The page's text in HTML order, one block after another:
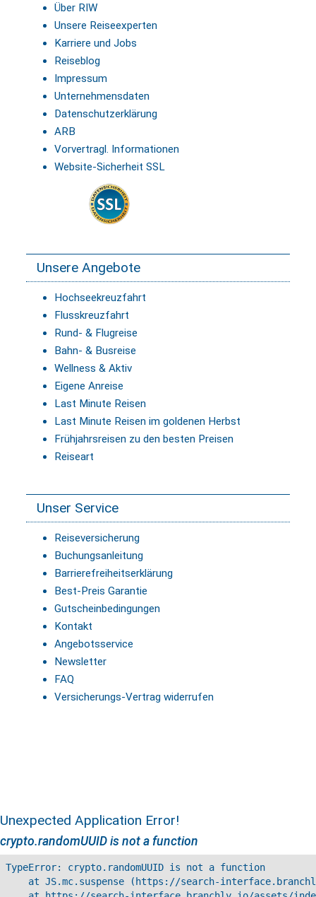
Über RIW
Unsere Reiseexperten
Karriere und Jobs
Reiseblog
Impressum
Unternehmensdaten
Datenschutzerklärung
ARB
Vorvertragl. Informationen
Website-Sicherheit SSL
Unsere Angebote
Hochseekreuzfahrt
Flusskreuzfahrt
Rund- & Flugreise
Bahn- & Busreise
Wellness & Aktiv
Eigene Anreise
Last Minute Reisen
Last Minute Reisen im goldenen Herbst
Frühjahrsreisen zu den besten Preisen
Reiseart
Unser Service
Reiseversicherung
Buchungsanleitung
Barrierefreiheitserklärung
Best-Preis Garantie
Gutscheinbedingungen
Kontakt
Angebotsservice
Newsletter
FAQ
Versicherungs-Vertrag widerrufen
Unexpected Application Error!
crypto.randomUUID is not a function
TypeError: crypto.randomUUID is not a function
at JS.mc.suspense (https://search-